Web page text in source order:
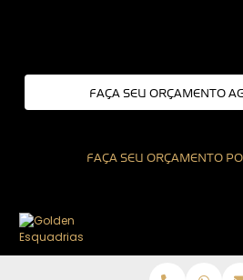
FAÇA SEU ORÇAMENTO
FAÇA SEU ORÇAMENTO